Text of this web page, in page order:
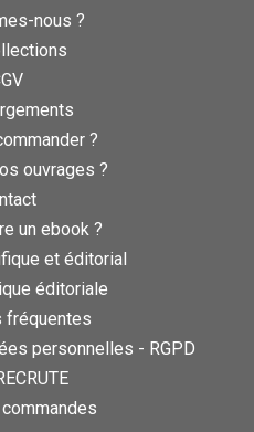
nous ?
?
ouvrages ?
un ebook ?
et éditorial
éditoriale
fréquentes
personnelles - RGPD